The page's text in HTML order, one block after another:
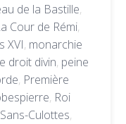
de la Bastille,
Cour de Rémi,
XVI, monarchie
droit divin, peine
, Première
, Roi
Sans-Culottes,